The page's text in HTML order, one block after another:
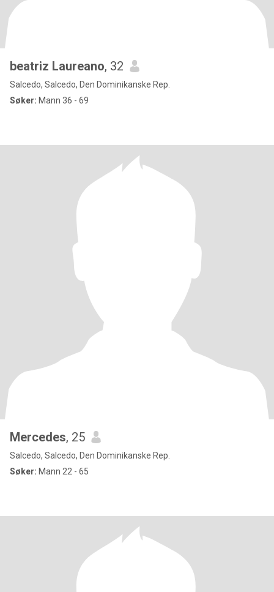
beatriz Laureano, 32
Salcedo, Salcedo, Den Dominikanske Rep.
Søker: Mann 36 - 69
Mercedes, 25
Salcedo, Salcedo, Den Dominikanske Rep.
Søker: Mann 22 - 65